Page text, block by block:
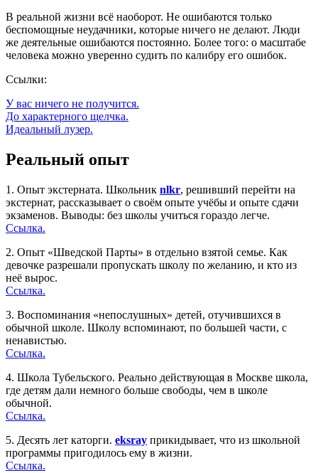
В реальной жизни всё наоборот. Не ошибаются только
беспомощные неудачники, которые ничего не делают. Люди
же деятельные ошибаются постоянно. Более того: о масштабе
человека можно уверенно судить по калибру его ошибок.
Ссылки:
У вас ничего не получится.
До характерного щелчка.
Идеальный лузер.
Реальный опыт
1. Опыт экстерната. Школьник nlkr, решивший перейти на
экстернат, рассказывает о своём опыте учёбы и опыте сдачи
экзаменов. Выводы: без школы учиться гораздо легче.
Ссылка.
2. Опыт «Шведской Парты» в отдельно взятой семье. Как
девочке разрешали пропускать школу по желанию, и кто из
неё вырос.
Ссылка.
3. Воспоминания «непослушных» детей, отучившихся в
обычной школе. Школу вспоминают, по большей части, с
ненавистью.
Ссылка.
4. Школа Тубельского. Реально действующая в Москве школа,
где детям дали немного больше свободы, чем в школе
обычной.
Ссылка.
5. Десять лет каторги. eksray прикидывает, что из школьной
программы пригодилось ему в жизни.
Ссылка.